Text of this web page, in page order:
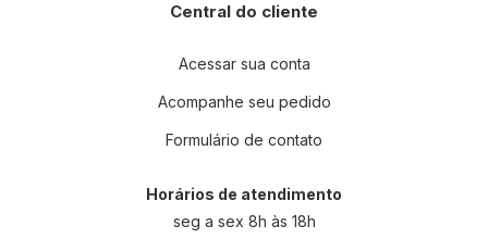
Central do cliente
Acessar sua conta
Acompanhe seu pedido
Formulário de contato
Horários de atendimento
seg a sex 8h às 18h